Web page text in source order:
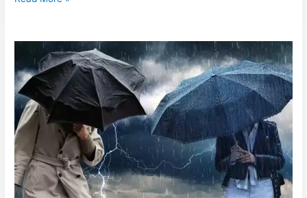
Λες
Καθημερινά
(Και
Δεν
Το
Έχεις
Αντιληφθεί)